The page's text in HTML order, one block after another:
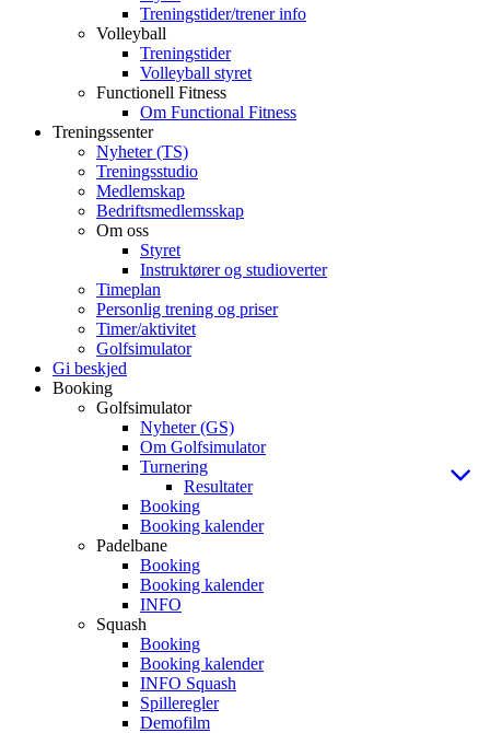
Treningstider/trener info
Volleyball
Treningstider
Volleyball styret
Functionell Fitness
Om Functional Fitness
Treningssenter
Nyheter (TS)
Treningsstudio
Medlemskap
Bedriftsmedlemsskap
Om oss
Styret
Instruktører og studioverter
Timeplan
Personlig trening og priser
Timer/aktivitet
Golfsimulator
Gi beskjed
Booking
Golfsimulator
Nyheter (GS)
Om Golfsimulator
Turnering
Resultater
Booking
Booking kalender
Padelbane
Booking
Booking kalender
INFO
Squash
Booking
Booking kalender
INFO Squash
Spilleregler
Demofilm